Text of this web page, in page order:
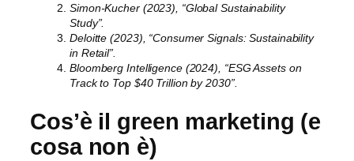
Simon-Kucher (2023), “Global Sustainability
Study”.
Deloitte (2023), “Consumer Signals: Sustainability
in Retail”.
Bloomberg Intelligence (2024), “ESG Assets on
Track to Top $40 Trillion by 2030”.
Cos’è il green marketing (e
cosa non è)